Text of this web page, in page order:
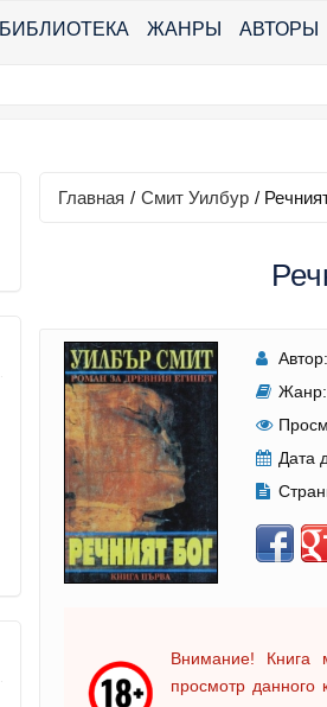
БИБЛИОТЕКА ЖАНРЫ АВТОРЫ
Главная / Смит Уилбур /
Автор:
Жанр:
Дата
Внимание! Книга
просмотр данного